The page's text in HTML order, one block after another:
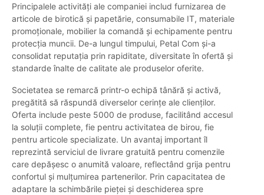
Principalele activități ale companiei includ furnizarea de
articole de birotică și papetărie, consumabile IT, materiale
promoționale, mobilier la comandă și echipamente pentru
protecția muncii. De-a lungul timpului, Petal Com și-a
consolidat reputația prin rapiditate, diversitate în ofertă și
standarde înalte de calitate ale produselor oferite.
Societatea se remarcă printr-o echipă tânără și activă,
pregătită să răspundă diverselor cerințe ale clienților.
Oferta include peste 5000 de produse, facilitând accesul
la soluții complete, fie pentru activitatea de birou, fie
pentru articole specializate. Un avantaj important îl
reprezintă serviciul de livrare gratuită pentru comenzile
care depășesc o anumită valoare, reflectând grija pentru
confortul și mulțumirea partenerilor. Prin capacitatea de
adaptare la schimbările pieței și deschiderea spre